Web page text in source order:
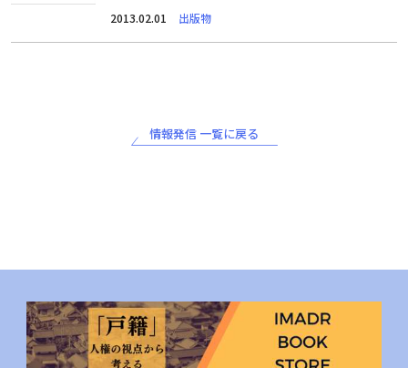
2013.02.01 出版物
情報発信 一覧に戻る